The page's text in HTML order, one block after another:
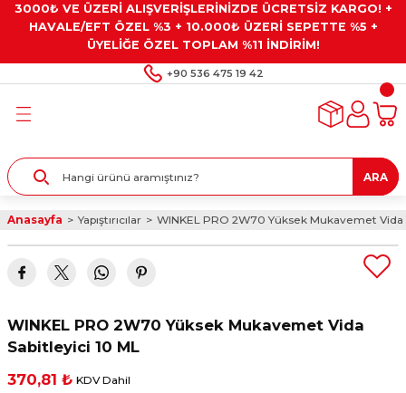
3000₺ VE ÜZERİ ALIŞVERİŞLERİNİZDE ÜCRETSİZ KARGO! +
HAVALE/EFT ÖZEL %3 + 10.000₺ ÜZERİ SEPETTE %5 +
ÜYELİĞE ÖZEL TOPLAM %11 İNDİRİM!
+90 536 475 19 42
Geri Dön
Geri Dön
Geri Dön
Gresler
Geri Dön
Alet Setleri
ve Multimetreler
Geri Dön
Taşları ve
ARA
Anasayfa Yapıştırıcılar WINKEL PRO 2W70 Yüksek Mukavemet Vida
WINKEL PRO 2W70 Yüksek Mukavemet Vida
Sabitleyici 10 ML
370,81 ₺ KDV Dahil